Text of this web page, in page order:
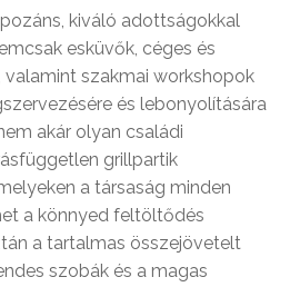
kiváló adottságokkal
esküvők, céges és
valamint szakmai workshopok
és lebonyolítására
akár olyan családi
grillpartik
a társaság minden
a könnyed feltöltődés
a tartalmas összejövetelt
szobák és a magas